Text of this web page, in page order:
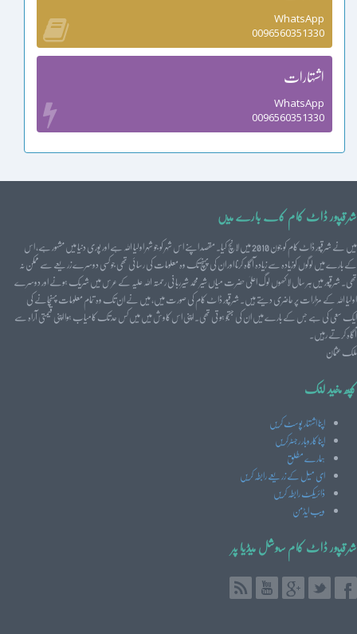
WhatsApp
0096560351330
اشتہارات
WhatsApp
0096560351330
شرقپور ڈاٹ کام کے بارے میں
میں نے شرقپور ڈاٹ کام کو جون 2010 میں لانچ کیا۔ مقصد اپنے اس شہر کو جو شہر اولیا اللہ ہے اور پوری دنیا میں مشہور ہے، اس
کے بارے میں لوگوں کوزیادہ سے زیادہ آگاہ کرنا اور ان کی پہنچ تک وہ معلومات کی رسائی تھی جو کسی دوسرے زریعے سے ممکن نہ
تھی۔ شرقپور میں ہر سال لاکھوں لوگ اعلیٰ حضرت میاں شیر محمد شیرربانی رحمتہ اللہ علیہ کے عرس میں شریک ہونے اور دوسرے
اولیا اللہ کے مزارات پر حاضری دیتے ہیں۔ شرقپور ڈاٹ کام کی صورت میں، میں نے ان تک وہ تمام معلومات پہنچانے کی
ایک سعی کی ہے جس کے بارے میں ان کی جستجو ہوتی تھی۔ اپنی اس کاوش میں میں کس حد تک کامیاب ہوا اپنی قیمتی آراہ سے
آگاہ کرتے رہیں۔
ملک عثمان
کچھ مفید لنک
اپنا اشتہار پوسٹ کریں
اپنا کاروبار رجسٹرکریں
ہمارے مطلق
ای میل کے زریعے رابطہ کریں
ڈائریکٹ رابطہ کریں
ویب ایڈمن
شرقپور ڈاٹ کام سوشل میڈیا پر